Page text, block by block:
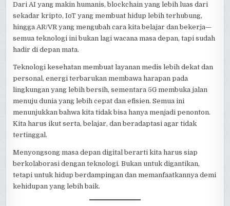
Dari AI yang makin humanis, blockchain yang lebih luas dari
sekadar kripto, IoT yang membuat hidup lebih terhubung,
hingga AR/VR yang mengubah cara kita belajar dan bekerja—
semua teknologi ini bukan lagi wacana masa depan, tapi sudah
hadir di depan mata.
Teknologi kesehatan membuat layanan medis lebih dekat dan
personal, energi terbarukan membawa harapan pada
lingkungan yang lebih bersih, sementara 5G membuka jalan
menuju dunia yang lebih cepat dan efisien. Semua ini
menunjukkan bahwa kita tidak bisa hanya menjadi penonton.
Kita harus ikut serta, belajar, dan beradaptasi agar tidak
tertinggal.
Menyongsong masa depan digital berarti kita harus siap
berkolaborasi dengan teknologi. Bukan untuk digantikan,
tetapi untuk hidup berdampingan dan memanfaatkannya demi
kehidupan yang lebih baik.